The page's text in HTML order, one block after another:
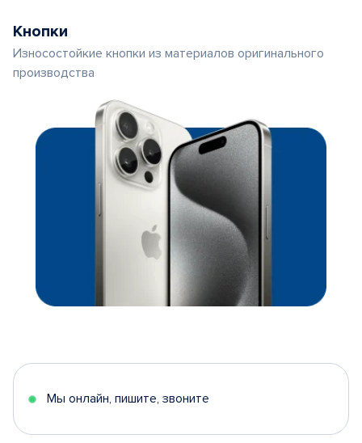
Кнопки
Износостойкие кнопки из материалов оригинального
производства
Мы онлайн, пишите, звоните